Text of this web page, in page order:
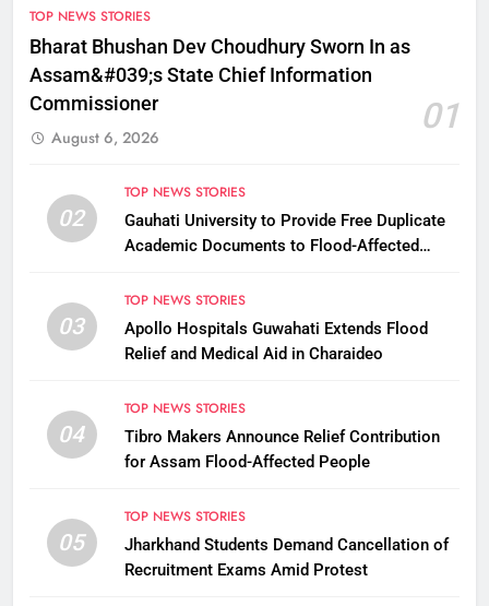
TOP NEWS STORIES
Bharat Bhushan Dev Choudhury Sworn In as
Assam&#039;s State Chief Information
Commissioner
01
August 6, 2026
02
TOP NEWS STORIES
Gauhati University to Provide Free Duplicate
Academic Documents to Flood-Affected
03
TOP NEWS STORIES
Apollo Hospitals Guwahati Extends Flood
Relief and Medical Aid in Charaideo
04
TOP NEWS STORIES
Tibro Makers Announce Relief Contribution
for Assam Flood-Affected People
05
TOP NEWS STORIES
Jharkhand Students Demand Cancellation of
Recruitment Exams Amid Protest